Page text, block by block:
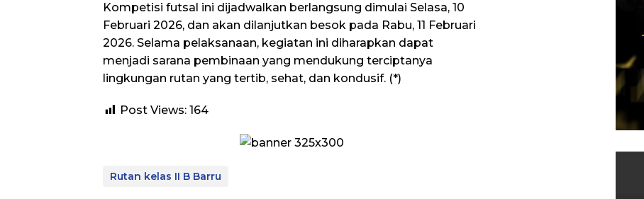
Kompetisi futsal ini dijadwalkan berlangsung dimulai Selasa, 10
Februari 2026, dan akan dilanjutkan besok pada Rabu, 11 Februari
2026. Selama pelaksanaan, kegiatan ini diharapkan dapat
menjadi sarana pembinaan yang mendukung terciptanya
lingkungan rutan yang tertib, sehat, dan kondusif. (*)
Post Views: 164
Rutan kelas II B Barru